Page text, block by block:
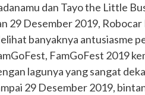
dan Tayo the Little
29 Desember 2019,
banyaknya antusiasme
FamGoFest 2019
lagunya yang sangat
29 Desember 2019,